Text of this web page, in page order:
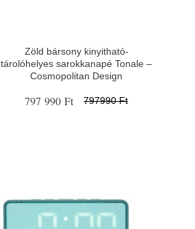
Zöld bársony kinyitható-
tárolóhelyes sarokkanapé Tonale –
Cosmopolitan Design
797 990 Ft 797990 Ft